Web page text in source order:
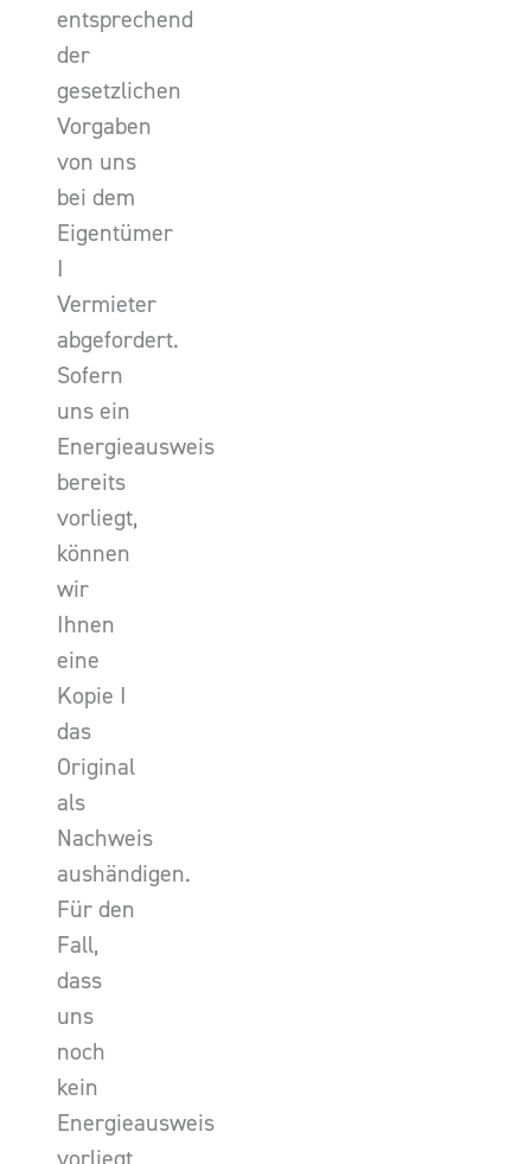
entsprechend
der
gesetzlichen
Vorgaben
von uns
bei dem
Eigentümer
I
Vermieter
abgefordert.
Sofern
uns ein
Energieausweis
bereits
vorliegt,
können
wir
Ihnen
eine
Kopie I
das
Original
als
Nachweis
aushändigen.
Für den
Fall,
dass
uns
noch
kein
Energieausweis